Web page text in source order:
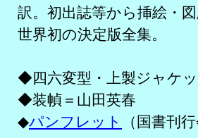
訳。初出誌等から挿絵・
世界初の決定版全集。
◆四六変型・上製ジャケ
◆装幀＝山田英春
◆パンフレット （国書刊